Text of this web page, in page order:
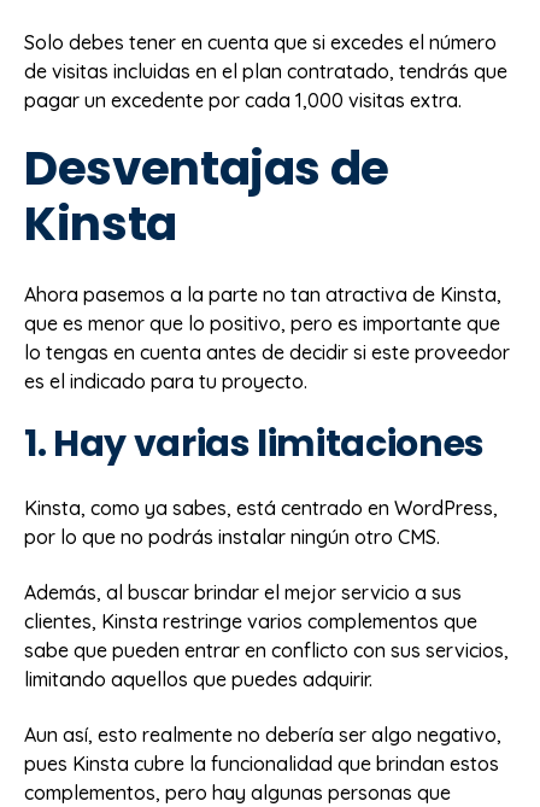
Solo debes tener en cuenta que si excedes el número
de visitas incluidas en el plan contratado, tendrás que
pagar un excedente por cada 1,000 visitas extra.
Desventajas de
Kinsta
Ahora pasemos a la parte no tan atractiva de Kinsta,
que es menor que lo positivo, pero es importante que
lo tengas en cuenta antes de decidir si este proveedor
es el indicado para tu proyecto.
1. Hay varias limitaciones
Kinsta, como ya sabes, está centrado en WordPress,
por lo que no podrás instalar ningún otro CMS.
Además, al buscar brindar el mejor servicio a sus
clientes, Kinsta restringe varios complementos que
sabe que pueden entrar en conflicto con sus servicios,
limitando aquellos que puedes adquirir.
Aun así, esto realmente no debería ser algo negativo,
pues Kinsta cubre la funcionalidad que brindan estos
complementos, pero hay algunas personas que